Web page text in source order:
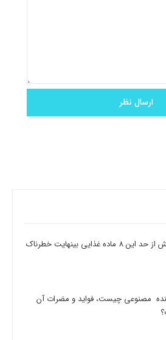
مصرف بیش از حد این 8 ماده غذایی بینهایت خطرناک
مصنوعی چیست، فواید و مضرات آن